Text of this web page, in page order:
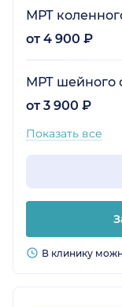
МРТ
от 4 900 ₽
МРТ шейного
от 3 900 ₽
Показать все
В клинику